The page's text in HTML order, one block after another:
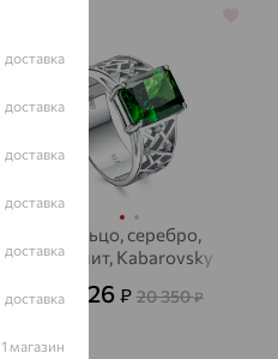
Кольцо, серебро,
фианит, Kabarovsky
7 326 ₽ 20 350₽
доставка
доставка
доставка
доставка
доставка
доставка
1 магазин